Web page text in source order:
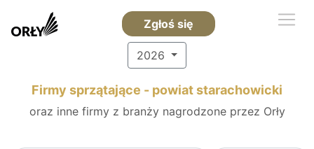
Zgłoś się
2026
Firmy sprzątające - powiat starachowicki
oraz inne firmy z branży nagrodzone przez Orły